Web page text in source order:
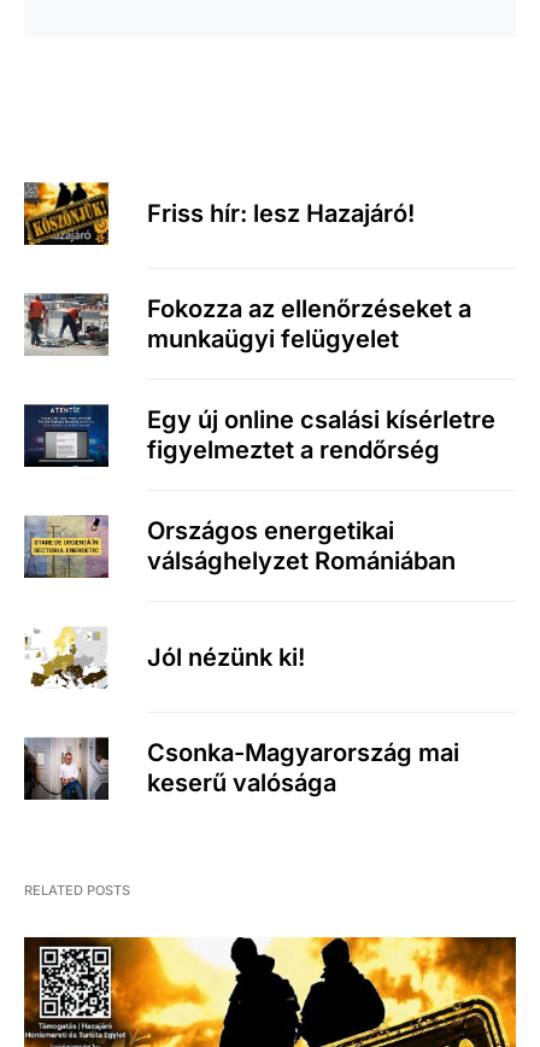
Friss hír: lesz Hazajáró!
Fokozza az ellenőrzéseket a
munkaügyi felügyelet
Egy új online csalási kísérletre
figyelmeztet a rendőrség
Országos energetikai
válsághelyzet Romániában
Jól nézünk ki!
Csonka-Magyarország mai
keserű valósága
RELATED POSTS